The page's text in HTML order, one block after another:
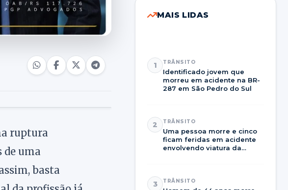
ruptura
de uma
basta
MAIS LIDAS
1 TRÂNSITO
Identificado jovem que
morreu em acidente na BR-
287 em São Pedro do Sul
2 TRÂNSITO
Uma pessoa morre e cinco
ficam feridas em acidente
envolvendo viatura da
3 TRÂNSITO